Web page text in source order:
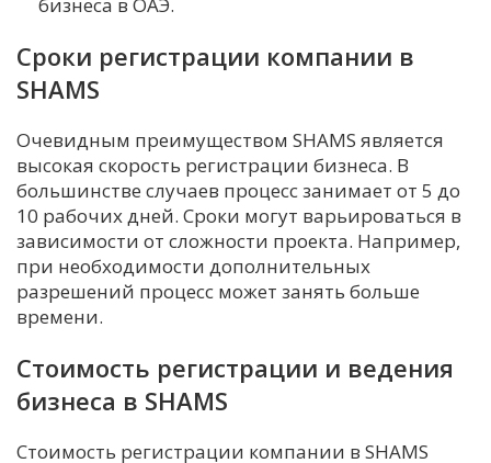
бизнеса в ОАЭ.
Сроки регистрации компании в
SHAMS
Очевидным преимуществом SHAMS является
высокая скорость регистрации бизнеса. В
большинстве случаев процесс занимает от 5 до
10 рабочих дней. Сроки могут варьироваться в
зависимости от сложности проекта. Например,
при необходимости дополнительных
разрешений процесс может занять больше
времени.
Стоимость регистрации и ведения
бизнеса в SHAMS
Стоимость регистрации компании в SHAMS